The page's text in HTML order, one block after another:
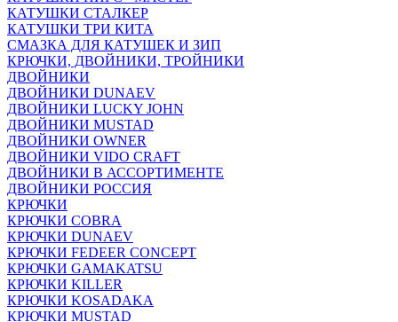
КАТУШКИ СТАЛКЕР
КАТУШКИ ТРИ КИТА
СМАЗКА ДЛЯ КАТУШЕК И ЗИП
КРЮЧКИ, ДВОЙНИКИ, ТРОЙНИКИ
ДВОЙНИКИ
ДВОЙНИКИ DUNAEV
ДВОЙНИКИ LUCKY JOHN
ДВОЙНИКИ MUSTAD
ДВОЙНИКИ OWNER
ДВОЙНИКИ VIDO CRAFT
ДВОЙНИКИ В АССОРТИМЕНТЕ
ДВОЙНИКИ РОССИЯ
КРЮЧКИ
КРЮЧКИ COBRA
КРЮЧКИ DUNAEV
КРЮЧКИ FEDEER CONCEPT
КРЮЧКИ GAMAKATSU
КРЮЧКИ KILLER
КРЮЧКИ KOSADAKA
КРЮЧКИ MUSTAD